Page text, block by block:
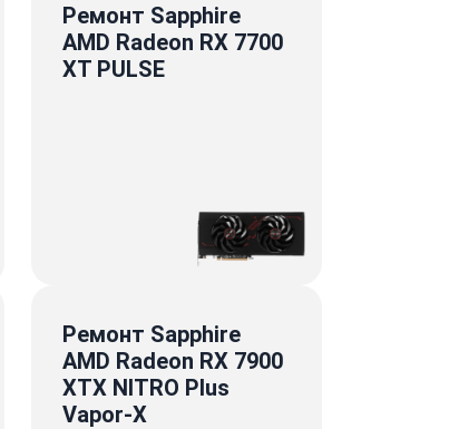
Ремонт Sapphire
AMD Radeon RX 7700
XT PULSE
Ремонт Sapphire
AMD Radeon RX 7900
XTX NITRO Plus
Vapor-X